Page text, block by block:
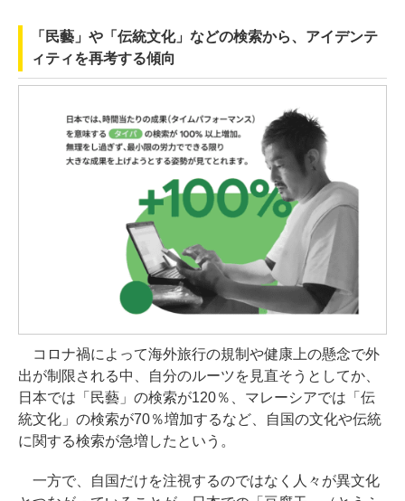
「民藝」や「伝統文化」などの検索から、アイデンテ
ィティを再考する傾向
コロナ禍によって海外旅行の規制や健康上の懸念で外
出が制限される中、自分のルーツを見直そうとしてか、
日本では「民藝」の検索が120％、マレーシアでは「伝
統文化」の検索が70％増加するなど、自国の文化や伝統
に関する検索が急増したという。
一方で、自国だけを注視するのではなく人々が異文化